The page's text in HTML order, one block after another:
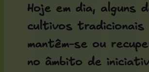
Hoje em dia, alguns
cultivos tradicionais
mantêm-se ou
no âmbito de